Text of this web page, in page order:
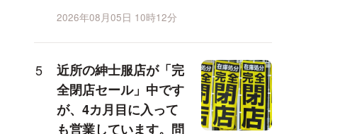
2026年08月05日 10時12分
近所の紳士服店が「完
全閉店セール」中です
が、4カ月目に入って
も営業しています。問